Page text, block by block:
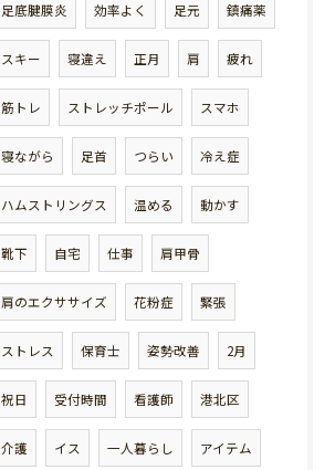
足底腱膜炎 効率よく 足元 鎮痛薬
スキー 寝違え 正月 肩 疲れ
筋トレ ストレッチポール スマホ
寝ながら 足首 つらい 冷え症
ハムストリングス 温める 動かす
靴下 自宅 仕事 肩甲骨
肩のエクササイズ 花粉症 緊張
ストレス 保育士 姿勢改善 2月
祝日 受付時間 看護師 港北区
介護 イス 一人暮らし アイテム